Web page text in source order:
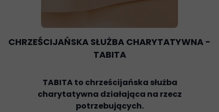
CHRZEŚCIJAŃSKA SŁUŻBA CHARYTATYWNA -
TABITA
TABITA to chrześcijańska służba
charytatywna działająca na rzecz
potrzebujących.